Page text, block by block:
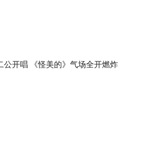
公开唱 《怪美的》气场全开燃炸